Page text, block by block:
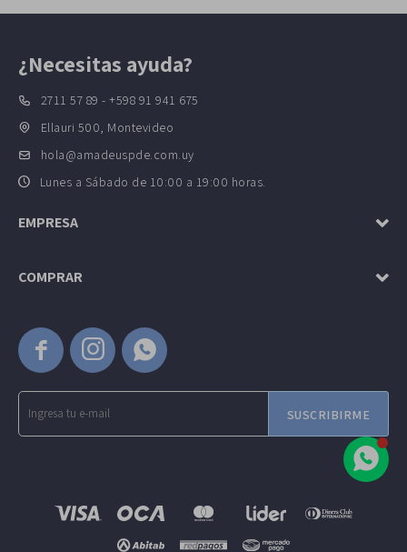
  
SUSCRIBIRME
¿Necesitas ayuda?
2711 57 89 - +598 91 941 675
Ellauri 500, Montevideo
hola@amadeuspde.com.uy
Lunes a Sábado de 10:00 a 19:00 horas.
EMPRESA
COMPRAR